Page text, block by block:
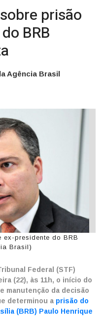
prisão
BRB
Agência Brasil
presidente do BRB
Brasil)
Federal (STF)
(22), às 11h, o início do
manutenção da decisão
determinou a prisão do
(BRB) Paulo Henrique